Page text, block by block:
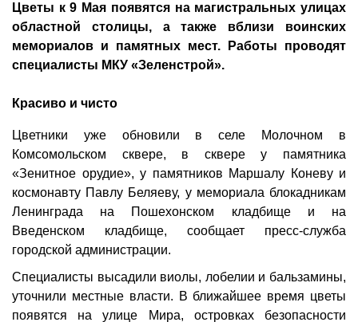
Цветы к 9 Мая появятся на магистральных улицах
областной столицы, а также вблизи воинских
мемориалов и памятных мест. Работы проводят
специалисты МКУ «Зеленстрой».
Красиво и чисто
Цветники уже обновили в селе Молочном в
Комсомольском сквере, в сквере у памятника
«Зенитное орудие», у памятников Маршалу Коневу и
космонавту Павлу Беляеву, у мемориала блокадникам
Ленинграда на Пошехонском кладбище и на
Введенском кладбище, сообщает пресс-служба
городской администрации.
Специалисты высадили виолы, лобелии и бальзамины,
уточнили местные власти. В ближайшее время цветы
появятся на улице Мира, островках безопасности